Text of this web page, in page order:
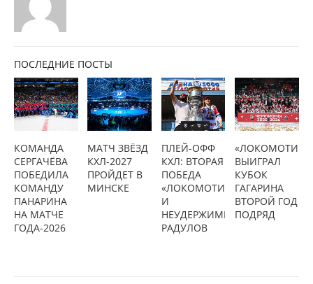
ПОСЛЕДНИЕ ПОСТЫ
КОМАНДА
СЕРГАЧЁВА
ПОБЕДИЛА
КОМАНДУ
ПАНАРИНА
НА МАТЧЕ
ГОДА-2026
МАТЧ ЗВЁЗД
КХЛ-2027
ПРОЙДЕТ В
МИНСКЕ
ПЛЕЙ-ОФФ
КХЛ: ВТОРАЯ
ПОБЕДА
«ЛОКОМОТИВА»
И
НЕУДЕРЖИМЫЙ
РАДУЛОВ
«ЛОКОМОТИВ»
ВЫИГРАЛ
КУБОК
ГАГАРИНА
ВТОРОЙ ГОД
ПОДРЯД